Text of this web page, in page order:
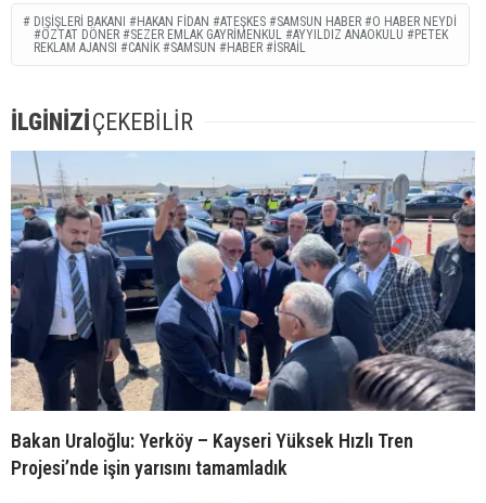
DIŞIŞLERI BAKANI #HAKAN FIDAN #ATEŞKES #SAMSUN HABER #O HABER NEYDI
#ÖZTAT DÖNER #SEZER EMLAK GAYRIMENKUL #AYYILDIZ ANAOKULU #PETEK
REKLAM AJANSI #CANIK #SAMSUN #HABER #ISRAIL
İLGİNİZİÇEKEBİLİR
Bakan Uraloğlu: Yerköy – Kayseri Yüksek Hızlı Tren
Projesi’nde işin yarısını tamamladık